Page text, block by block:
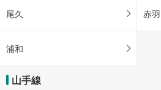
尾久 赤羽
浦和
山手線